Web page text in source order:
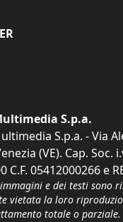
S.p.a.
S.p.a. - Via
(VE). Cap. Soc.
C.F. 05412000266 e
e dei testi sono
vietata la loro
totale o parziale.